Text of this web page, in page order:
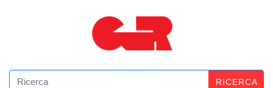
RICERCA